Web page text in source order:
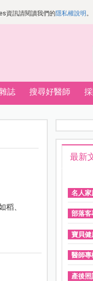
資訊請閱讀我們的隱私權說明 。
誌 搜尋好醫師
稻、
最新
名人家
部落客
寶貝健
醫師專
產後照